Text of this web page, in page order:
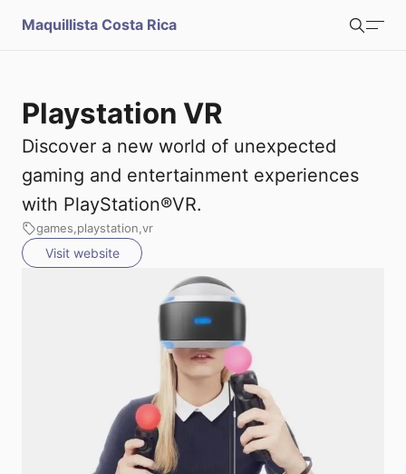
Maquillista Costa Rica
Cursos y Talleres
Artículos
Nosotros
Submit
Playstation VR
Discover a new world of unexpected
gaming and entertainment experiences
with PlayStation®VR.
games playstation vr
Visit website
S
m